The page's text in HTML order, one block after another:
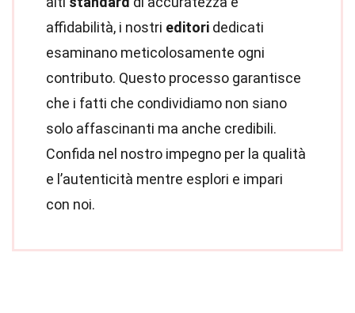
affidabilità, i nostri editori dedicati
esaminano meticolosamente ogni
contributo. Questo processo garantisce
che i fatti che condividiamo non siano
solo affascinanti ma anche credibili.
Confida nel nostro impegno per la qualità
e l’autenticità mentre esplori e impari
con noi.